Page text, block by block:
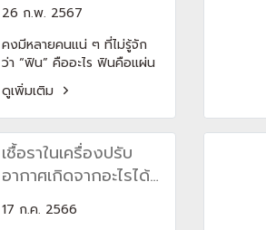
ทนทาน(copy)
26 ก.พ. 2567
คงมีหลายคนแน่ ๆ ที่ไม่รู้จัก
ว่า “ฟิน” คืออะไร ฟินคือแผ่น
ครีบบางที่ถูกซ้อน ๆ ต่อกัน
เป็นแผง ตั้งอยู่ติดกับของ
คอยล์เย็นที่อยู่ในตัวแอร์
ภายในบ้าน และคอยล์ร้อนที่
เป็นส่วนหนึ่งของ
คอนเดนเซอร์แอร์ที่ตั้งอยู่
โอนความร้อนหรือความเย็น
ดูเพิ่มเติม
เชื้อราในเครื่องปรับ
อากาศเกิดจากอะไรได้
17 ก.ค. 2566